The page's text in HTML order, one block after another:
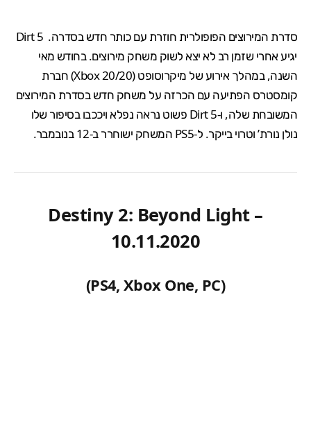
סדרת המירוצים הפופולרית חוזרת עם כותר חדש בסדרה. Dirt 5
יגיע אחרי שזמן רב לא יצא לשוק משחק מירוצים. בחודש מאי
השנה, במהלך אירוע של מיקרוסופט (Xbox 20/20) חברת
קומסטרס הפתיעה עם הכרזה על משחק חדש בסדרת המירוצים
המשובחת שלה, ו-Dirt 5 פשוט נראה נפלא ויככבו בסיפור שלו
נולן נורת’ וטרוי בייקר. ל-PS5 המשחק ישוחרר ב-12 בנובמבר.
Destiny 2: Beyond Light –
10.11.2020
(PS4, Xbox One, PC)